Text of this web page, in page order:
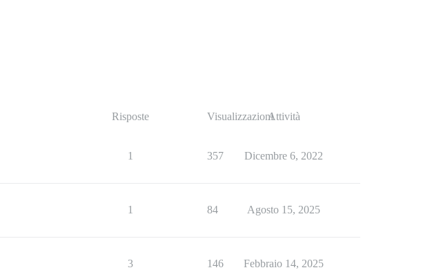
Risposte VisualizzazioniAttività
1 357 Dicembre 6, 2022
1 84 Agosto 15, 2025
3 146 Febbraio 14, 2025